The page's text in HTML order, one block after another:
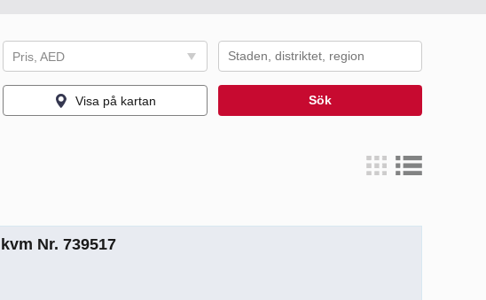
Pris, AED
Visa på kartan Sök
Nr. 739517